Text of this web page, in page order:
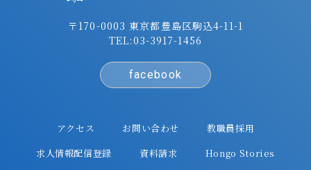
〒170-0003 東京都豊島区駒込4-11-1
TEL:03-3917-1456
facebook
アクセス お問い合わせ
教職員採用
求人情報配信登録
資料請求 Hongo Stories